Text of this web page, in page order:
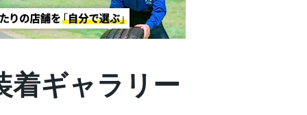
着ギャラリー